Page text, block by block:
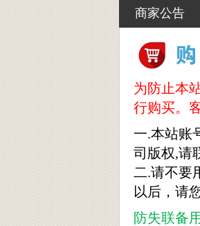
商家公告
为防止本
行购买。
一.本站账
司版权,请
二.请不要
以后，请
防失联备